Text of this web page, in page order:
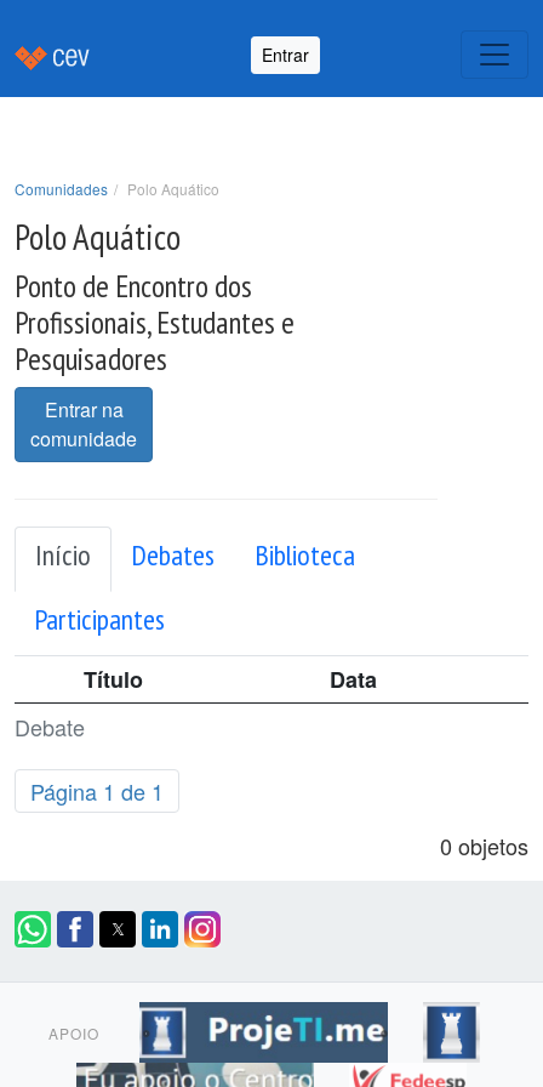
Entrar
Comunidades Polo Aquático
Polo Aquático
Ponto de Encontro dos
Profissionais, Estudantes e
Pesquisadores
Entrar na
comunidade
Início Debates
Biblioteca
Participantes
Debate
Título Data
Página 1 de 1
0 objetos
APOIO